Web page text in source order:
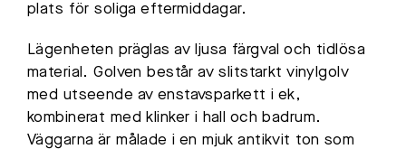
plats för soliga eftermiddagar.
Lägenheten präglas av ljusa färgval och tidlösa
material. Golven består av slitstarkt vinylgolv
med utseende av enstavsparkett i ek,
kombinerat med klinker i hall och badrum.
Väggarna är målade i en mjuk antikvit ton som